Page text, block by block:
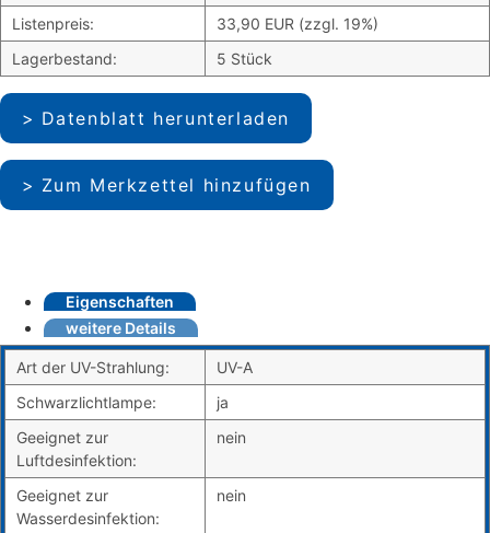
Listenpreis:
33,90 EUR (zzgl. 19%)
Lagerbestand:
5 Stück
Datenblatt herunterladen
Zum Merkzettel hinzufügen
Eigenschaften
weitere Details
Art der UV-Strahlung:
UV-A
Schwarzlichtlampe:
ja
Geeignet zur
Luftdesinfektion:
nein
Geeignet zur
Wasserdesinfektion:
nein